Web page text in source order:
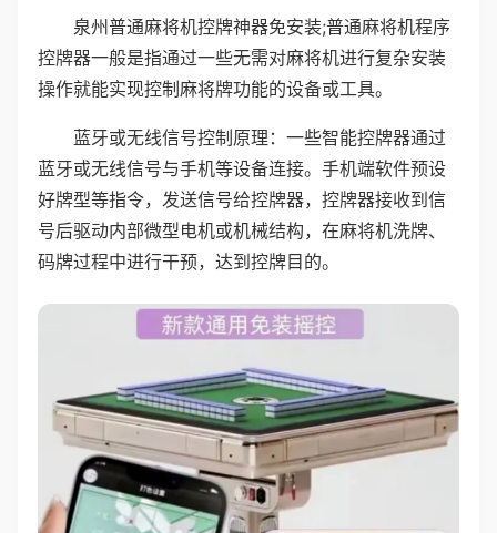
泉州普通麻将机控牌神器免安装;普通麻将机程序
控牌器一般是指通过一些无需对麻将机进行复杂安装
操作就能实现控制麻将牌功能的设备或工具。
蓝牙或无线信号控制原理：一些智能控牌器通过
蓝牙或无线信号与手机等设备连接。手机端软件预设
好牌型等指令，发送信号给控牌器，控牌器接收到信
号后驱动内部微型电机或机械结构，在麻将机洗牌、
码牌过程中进行干预，达到控牌目的。